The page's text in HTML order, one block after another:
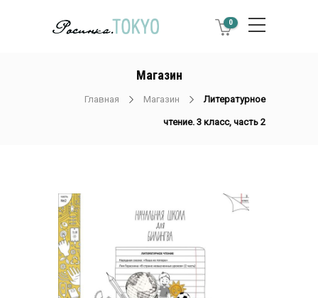
0
Магазин
Главная Магазин Литературное
чтение. 3 класс, часть 2